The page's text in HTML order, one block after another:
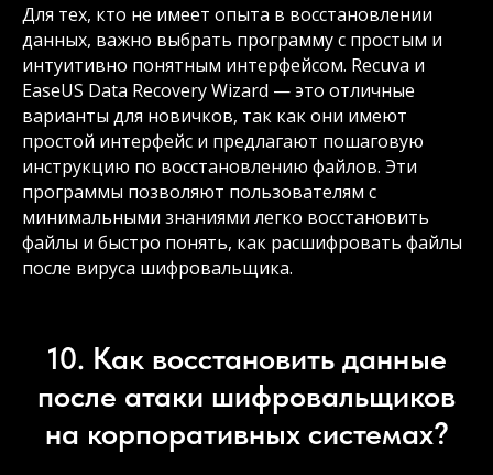
Для тех, кто не имеет опыта в восстановлении
данных, важно выбрать программу с простым и
интуитивно понятным интерфейсом. Recuva и
EaseUS Data Recovery Wizard — это отличные
варианты для новичков, так как они имеют
простой интерфейс и предлагают пошаговую
инструкцию по восстановлению файлов. Эти
программы позволяют пользователям с
минимальными знаниями легко восстановить
файлы и быстро понять, как расшифровать файлы
после вируса шифровальщика.
10. Как восстановить данные
после атаки шифровальщиков
на корпоративных системах?